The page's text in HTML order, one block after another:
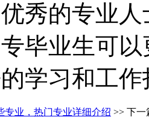
秀的专业
毕业生可
学习和工
专业，热门专业详细介绍 >> 下一